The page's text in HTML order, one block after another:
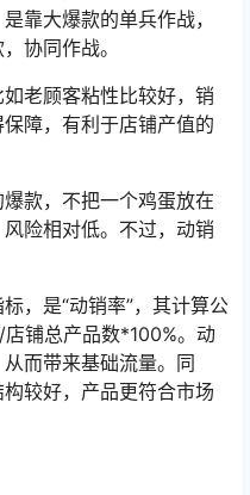
靠大爆款的单兵作战，
协同作战。
老顾客粘性比较好，销
障，有利于店铺产值的
款，不把一个鸡蛋放在
险相对低。不过，动销
，是“动销率”，其计算公
铺总产品数*100%。动
而带来基础流量。同
较好，产品更符合市场